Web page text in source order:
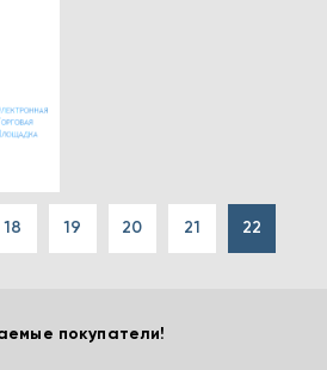
18 19 20 21 22
покупатели!